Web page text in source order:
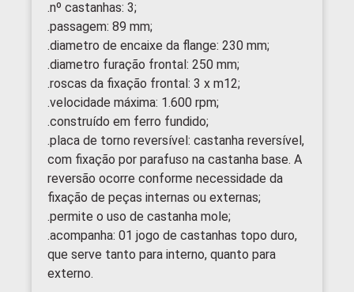
.nº castanhas: 3;
.passagem: 89 mm;
.diametro de encaixe da flange: 230 mm;
.diametro furação frontal: 250 mm;
.roscas da fixação frontal: 3 x m12;
.velocidade máxima: 1.600 rpm;
.construído em ferro fundido;
.placa de torno reversível: castanha reversível,
com fixação por parafuso na castanha base. A
reversão ocorre conforme necessidade da
fixação de peças internas ou externas;
.permite o uso de castanha mole;
.acompanha: 01 jogo de castanhas topo duro,
que serve tanto para interno, quanto para
externo.